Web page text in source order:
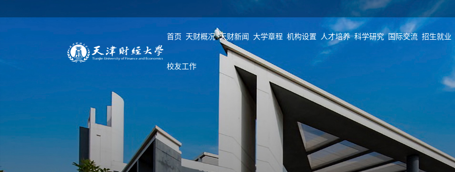
首页 天财概况 天财新闻 大学章程 机构设置 人才培养 科学研究 国际交流 招生就业
校友工作